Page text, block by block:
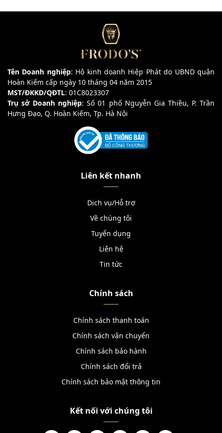
Tên Doanh nghiệp: Hộ kinh doanh Hiệp Phát do UBND quận
Hoàn Kiếm cấp ngày 10 tháng 04 năm 2015
MST/ĐKKD/QĐTL: 01C8023307
Trụ sở Doanh nghiệp: Số 01 phố Nguyễn Gia Thiều, P. Trần
Hưng Đạo, Q. Hoàn Kiếm, Tp. Hà Nội
Liên kết nhanh
Dịch vụ/Hỗ trợ
Về chúng tôi
Tuyển dụng
Liên hệ
Tin tức
Chính sách
Chính sách thanh toán
Chính sách vận chuyển
Chính sách bảo hành
Chính sách đổi trả
Chính sách bảo mật thông tin
Kết nối với chúng tôi